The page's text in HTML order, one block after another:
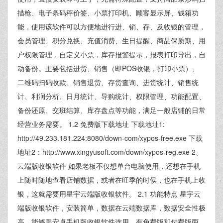
描枪、电子条码秤价签、小票打印机、顾客显示屏、钱箱功
能，使用该软件可以方便地进行进、销、存、及收银的管理，
会员管理、积分兑换、充值消费、生日提醒、商品保质期、用
户权限管理，自定义小票，库存报警提示，报表打印导出，自
动备份。主要包括进货、销售（即POS收银，打印小票）、
二维码扫码收款、销售退货、存货查询、进货统计、销售统
计、利润分析、日月统计、导购统计、权限管理、功能配置、
备份还原、交班结算、库存盘点等功能，满足一般店铺的日常
经营业务需要。 1.2 免费版下载地址 下载地址1:
http://49.233.181.224:8080/down-com/xypos-free.exe 下载
地址2：http://www.xingyusoft.com/down/xypos-reg.exe 2、
云端版收银软件 如果老板不仅想单台电脑使用，还想在手机
上随时随地查看店铺数据，或者在旺季的时侯，也在手机上收
银，这就需要用星宇云端版收银软件。 2.1 功能特点 星宇云
端版收银软件，安装简单，数据在云端数据库，数据安全性极